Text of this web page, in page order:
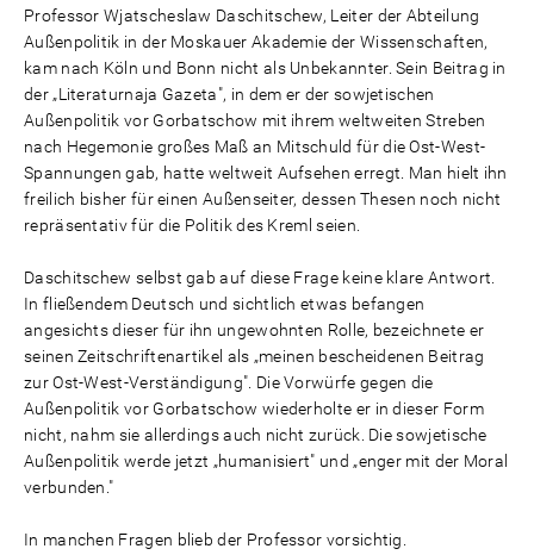
Professor Wjatscheslaw Daschitschew, Leiter der Abteilung
Außenpolitik in der Moskauer Akademie der Wissenschaften,
kam nach Köln und Bonn nicht als Unbekannter. Sein Beitrag in
der „Literaturnaja Gazeta", in dem er der sowjetischen
Außenpolitik vor Gorbatschow mit ihrem weltweiten Streben
nach Hegemonie großes Maß an Mitschuld für die Ost-West-
Spannungen gab, hatte weltweit Aufsehen erregt. Man hielt ihn
freilich bisher für einen Außenseiter, dessen Thesen noch nicht
repräsentativ für die Politik des Kreml seien.
Daschitschew selbst gab auf diese Frage keine klare Antwort.
In fließendem Deutsch und sichtlich etwas befangen
angesichts dieser für ihn ungewohnten Rolle, bezeichnete er
seinen Zeitschriftenartikel als „meinen bescheidenen Beitrag
zur Ost-West-Verständigung". Die Vorwürfe gegen die
Außenpolitik vor Gorbatschow wiederholte er in dieser Form
nicht, nahm sie allerdings auch nicht zurück. Die sowjetische
Außenpolitik werde jetzt „humanisiert" und „enger mit der Moral
verbunden."
In manchen Fragen blieb der Professor vorsichtig.